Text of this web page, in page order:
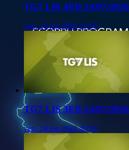
TG7 LIS 4ED 24/07/2026
ven, 24 lug 2026 23:50
TG7 LIS 3ED 24/07/2026
ven, 24 lug 2026 20:50